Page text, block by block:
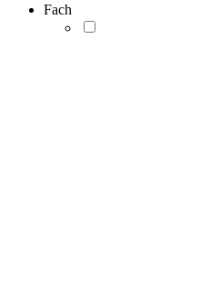
Fach